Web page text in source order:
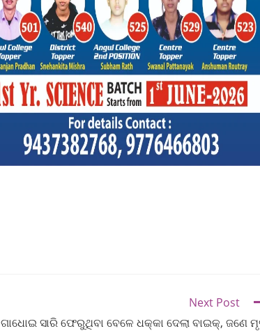
Next Post
ଗାଧୋଇ ସାରି ଫେରୁଥିବା ବେଳେ ଧକ୍କା ଦେଲା ବାଇକ୍, ଜଣେ